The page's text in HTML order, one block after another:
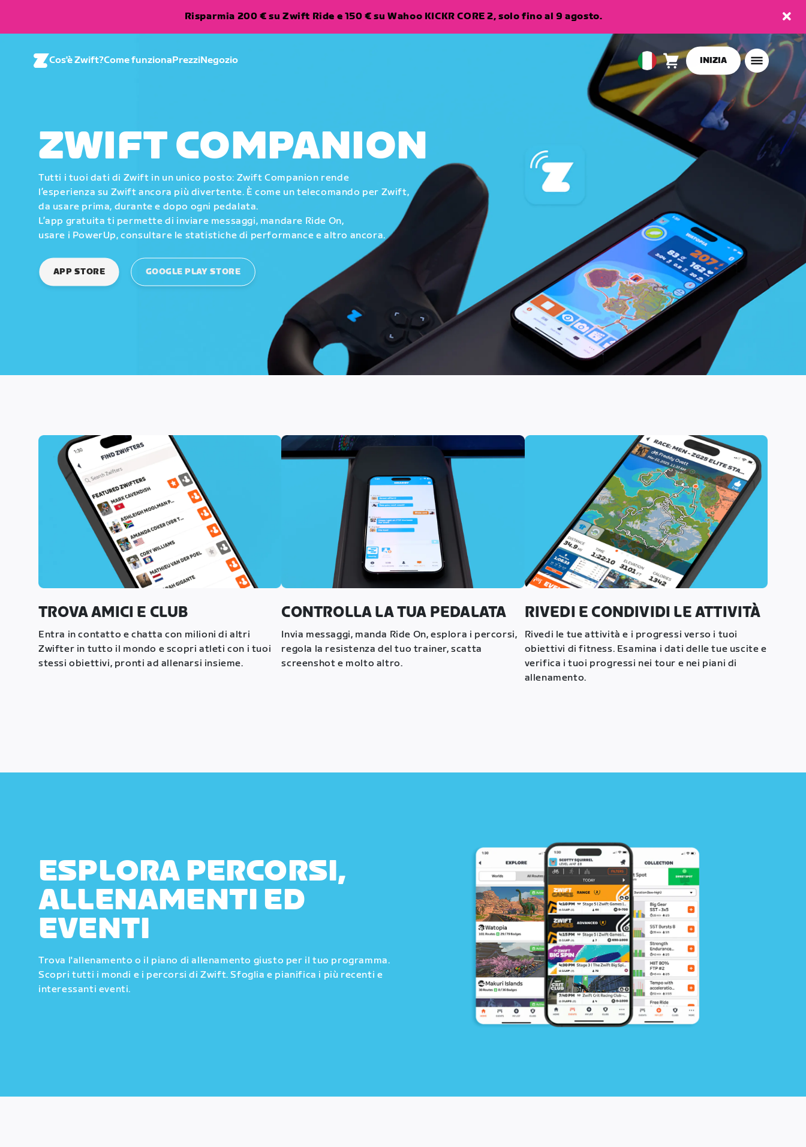
Risparmia 200 € su Zwift Ride e 150 € su Wahoo KICKR CORE 2, solo fino al 9 agosto.
Cos'è Zwift?Come funzionaPrezziNegozio
European
Union
Italiano
Carrello0
articoli
INIZIA
ZWIFT COMPANION
Tutti i tuoi dati di Zwift in un unico posto: Zwift Companion rende
l’esperienza su Zwift ancora più divertente. È come un telecomando per Zwift,
da usare prima, durante e dopo ogni pedalata.
L’app gratuita ti permette di inviare messaggi, mandare Ride On,
usare i PowerUp, consultare le statistiche di performance e altro ancora.
APP STORE GOOGLE PLAY STORE
TROVA AMICI E CLUB
Entra in contatto e chatta con milioni di altri
Zwifter in tutto il mondo e scopri atleti con i tuoi
stessi obiettivi, pronti ad allenarsi insieme.
CONTROLLA LA TUA PEDALATA
Invia messaggi, manda Ride On, esplora i percorsi,
regola la resistenza del tuo trainer, scatta
screenshot e molto altro.
RIVEDI E CONDIVIDI LE ATTIVITÀ
Rivedi le tue attività e i progressi verso i tuoi
obiettivi di fitness. Esamina i dati delle tue uscite e
verifica i tuoi progressi nei tour e nei piani di
allenamento.
ESPLORA PERCORSI,
ALLENAMENTI ED
EVENTI
Trova l'allenamento o il piano di allenamento giusto per il tuo programma.
Scopri tutti i mondi e i percorsi di Zwift. Sfoglia e pianifica i più recenti e
interessanti eventi.